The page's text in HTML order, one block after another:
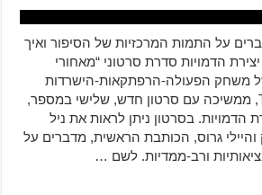
על התמות המרכזיות של הסיפור ואיך
הדמויות סדרת סרטוני “מאחורי
משחק הפעולה-הרפתקאות-הישרדות
The Last of Us Part II, ממשיכה עם סרטון חדש, שלישי במספר,
הדמויות. בסרטון ניתן לראות את ניל
גרוס, הכותבת הראשית, מדברים על
ורב-ממדיות. לשם …